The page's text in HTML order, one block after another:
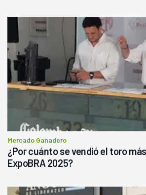
Mercado Ganadero
¿Por cuánto se vendió el toro
ExpoBRA 2025?